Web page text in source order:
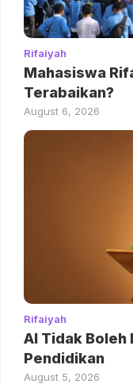
Rifaiyah
Mahasiswa
Terabaikan?
August 6, 2026
Rifaiyah
AI Tidak Boleh
Pendidikan
August 5, 2026